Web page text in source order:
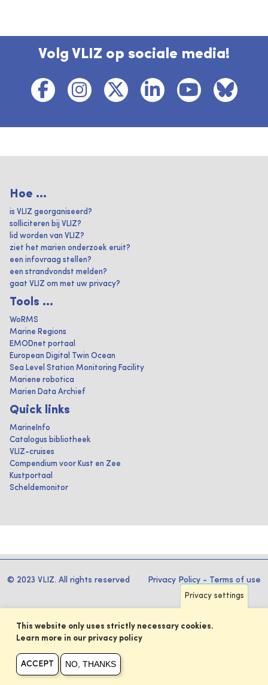
Volg VLIZ op sociale media!
Hoe ...
is VLIZ georganiseerd?
solliciteren bij VLIZ?
lid worden van VLIZ?
ziet het marien onderzoek eruit?
een infovraag stellen?
een strandvondst melden?
gaat VLIZ om met uw privacy?
Tools ...
WoRMS
Marine Regions
EMODnet portaal
European Digital Twin Ocean
Sea Level Station Monitoring Facility
Mariene robotica
Marien Data Archief
Quick links
MarineInfo
Catalogus bibliotheek
VLIZ-cruises
Compendium voor Kust en Zee
Kustportaal
Scheldemonitor
© 2023 VLIZ. All rights reserved Privacy Policy - Terms of use
Privacy settings
This website only uses strictly necessary cookies.
Learn more in our privacy policy
ACCEPT NO, THANKS